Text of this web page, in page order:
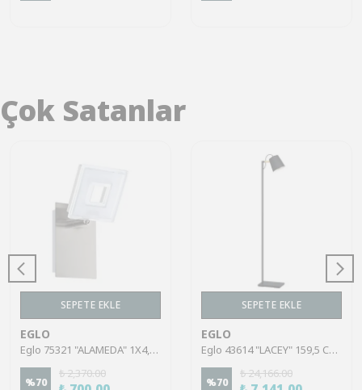
Çok Satanlar
SEPETE EKLE
EGLO
Eglo 75321 "ALAMEDA" 1X4,5W Çelik Nikel Mat Sıva Üstü Spot
%70
₺ 2,370.00
SEPETE EKLE
EGLO
Eglo 43614 "LACEY" 159,5 Cm Yüksekliğinde Çelik, Ahşap Köşe Lambası Lambader
%70
₺ 24,166.00